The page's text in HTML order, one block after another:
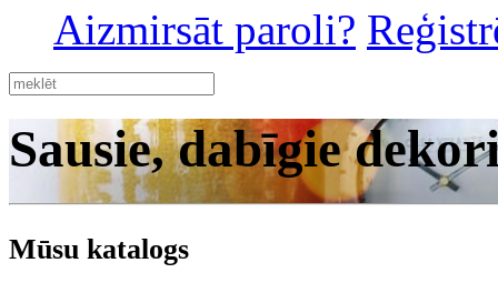
Aizmirsāt paroli?
Sausie, dabīgie
Mūsu katalogs